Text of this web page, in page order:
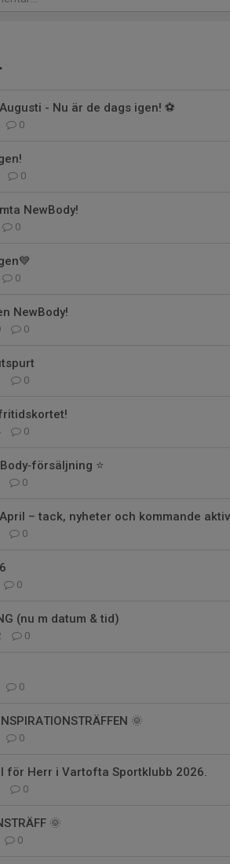
- Nu är de dags igen! ⚽
0
0
NewBody!
0
0
NewBody!
0
0
0
⭐
0
– tack, nyheter och kommande
0
0
(nu m datum & tid)
0
0
🌞
0
för Herr i Vartofta Sportklubb 2026.
0
🌞
0